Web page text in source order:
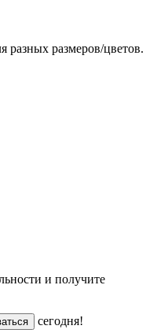
разных размеров/цветов.
и получите
сегодня!